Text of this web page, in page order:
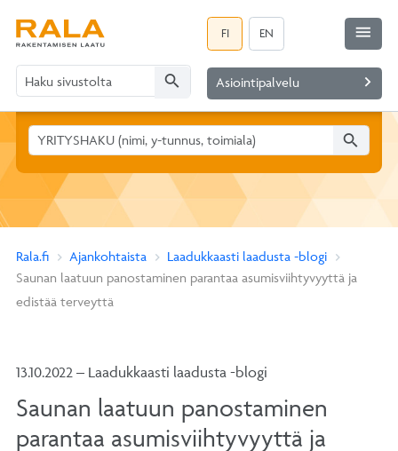
FI EN
search Asiointipalvelu navigate_next
menu
search
Rala.fi Ajankohtaista
Laadukkaasti laadusta -blogi
Saunan laatuun panostaminen parantaa asumisviihtyvyyttä ja
edistää terveyttä
13.10.2022 – Laadukkaasti laadusta -blogi
Saunan laatuun panostaminen
parantaa asumisviihtyvyyttä ja